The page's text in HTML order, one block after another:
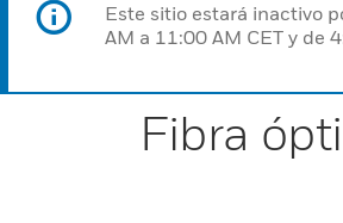
Este sitio estará inactivo
AM a 11:00 AM CET y de
Fibra